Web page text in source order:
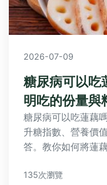
2026-07-09
糖尿病可以吃
明吃的份量與
糖尿病可以吃蓮藕
升糖指數、營養價
答。教你如何將蓮
135次瀏覽